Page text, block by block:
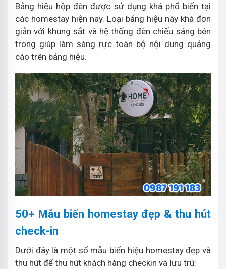
Bảng hiệu hộp đèn được sử dụng khá phổ biến tại
các homestay hiện nay. Loại bảng hiệu này khá đơn
giản với khung sắt và hệ thống đèn chiếu sáng bên
trong giúp làm sáng rực toàn bộ nội dung quảng
cáo trên bảng hiệu.
50+ Mẫu biển homestay đẹp & thu hút
check-in
Dưới đây là một số mẫu biển hiệu homestay đẹp và
thu hút để thu hút khách hàng checkin và lưu trú: